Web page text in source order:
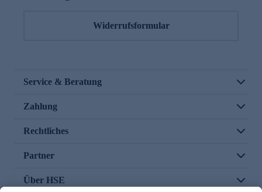
Widerrufsformular
Service & Beratung
Zahlung
Rechtliches
Partner
Über HSE